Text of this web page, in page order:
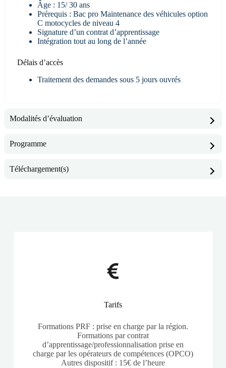
Âge : 15/ 30 ans
Prérequis : Bac pro Maintenance des véhicules option
C motocycles de niveau 4
Signature d’un contrat d’apprentissage
Intégration tout au long de l’année
Délais d’accès
Traitement des demandes sous 5 jours ouvrés
Modalités d’évaluation
Programme
Téléchargement(s)
Tarifs
Formations PRF : prise en charge par la région.
Formations par contrat
d’apprentissage/professionnalisation prise en
charge par les opérateurs de compétences (OPCO)
Autres dispositif : 15€ de l’heure